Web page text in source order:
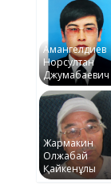
Амангелдиев
Норсултан
Джумабаевич
Жармакин
Олжабай
Қайкенұлы